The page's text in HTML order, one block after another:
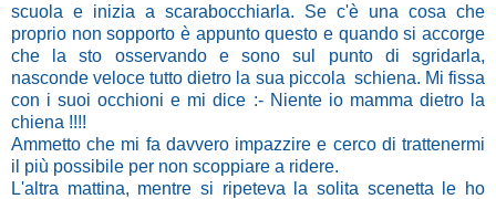
scuola e inizia a scarabocchiarla. Se c'è una cosa che
proprio non sopporto è appunto questo e quando si accorge
che la sto osservando e sono sul punto di sgridarla,
nasconde veloce tutto dietro la sua piccola schiena. Mi fissa
con i suoi occhioni e mi dice :- Niente io mamma dietro la
chiena !!!!
Ammetto che mi fa davvero impazzire e cerco di trattenermi
il più possibile per non scoppiare a ridere.
L'altra mattina, mentre si ripeteva la solita scenetta le ho